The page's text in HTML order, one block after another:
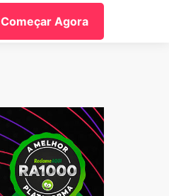
Começar Agora